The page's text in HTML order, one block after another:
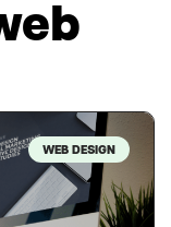
WEB DESIGN